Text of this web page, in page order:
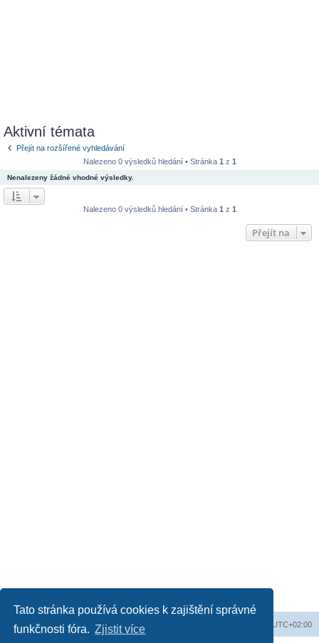
Tato stránka používá cookies k zajištění správné
funkčnosti fóra. Zjistit více
Aktivní témata
Přejít na rozšířené vyhledávání
Nalezeno 0 výsledků hledání • Stránka 1 z 1
Nenalezeny žádné vhodné výsledky.
Nalezeno 0 výsledků hledání • Stránka 1 z 1
Přejít na
Obsah fóra UTC+02:00